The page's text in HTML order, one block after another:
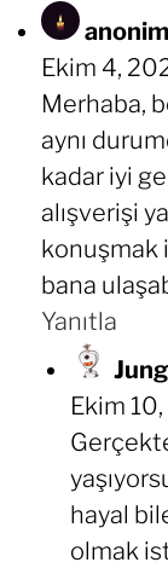
Ekim 4,
Merhaba,
aynı
kadar iyi
alışverişi
konuşmak
bana
Yanıtla
Ekim
hayal
olmak